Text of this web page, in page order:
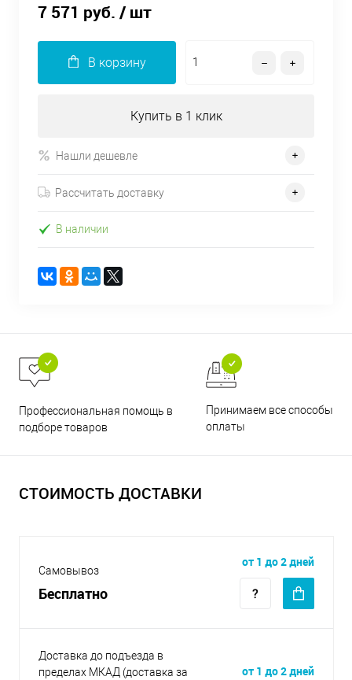
7 571 руб. / шт
В корзину
Купить в 1 клик
Нашли дешевле
Рассчитать доставку
В наличии
Профессиональная помощь в
подборе товаров
Принимаем все способы
оплаты
СТОИМОСТЬ ДОСТАВКИ
Самовывоз
Бесплатно
от 1 до 2 дней
Доставка до подъезда в
пределах МКАД (доставка за
от 1 до 2 дней